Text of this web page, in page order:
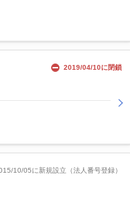
2019/04/10に閉鎖
10/05に新規設立（法人番号登録）